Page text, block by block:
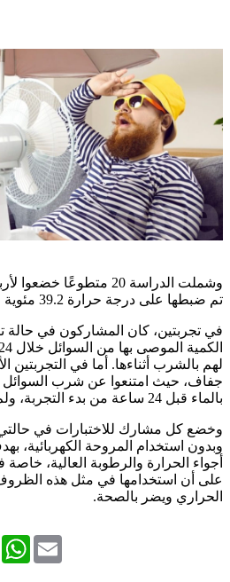
وشملت الدراسة 20
تم ضبطها على درجة حرارة 39.2 مئوية ورطوبة نسبتها *49%.
في تجربتين، كان المشاركون في حالة
لهم بالشرب أثناءها. أما في التجربتين
جفاف، حيث امتنعوا عن شرب السوائل
بالماء قبل 24 ساعة من بدء التجربة، ولم يُسمح لهم بالشرب خلالها.
وخضع كل مشارك للاختبارات في
وبدون استخدام المروحة الكهربائية،
أجواء الحرارة والرطوبة العالية،
على أن استخدامها في مثل هذه الظروف
الحراري ويضر بالصحة.
Skype WhatsApp